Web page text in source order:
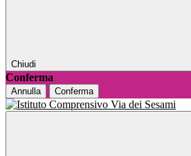
Chiudi
Conferma
Annulla Conferma